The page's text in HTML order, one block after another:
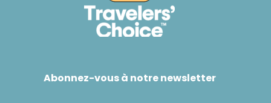
Abonnez-vous à notre newsletter